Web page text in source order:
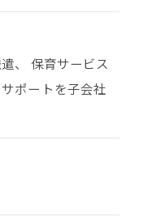
、 保育サービス
ポートを子会社